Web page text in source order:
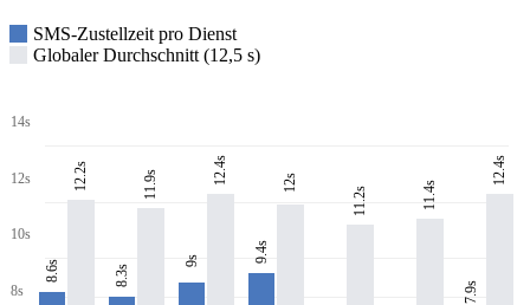
SMS-Zustellzeit pro Dienst
Globaler Durchschnitt (12,5 s)
14s
12s
10s
8s
8.6s
12.2s
8.3s
11.9s
9s
12.4s
9.4s
12s
11.2s 11.4s
7.9s
12.4s